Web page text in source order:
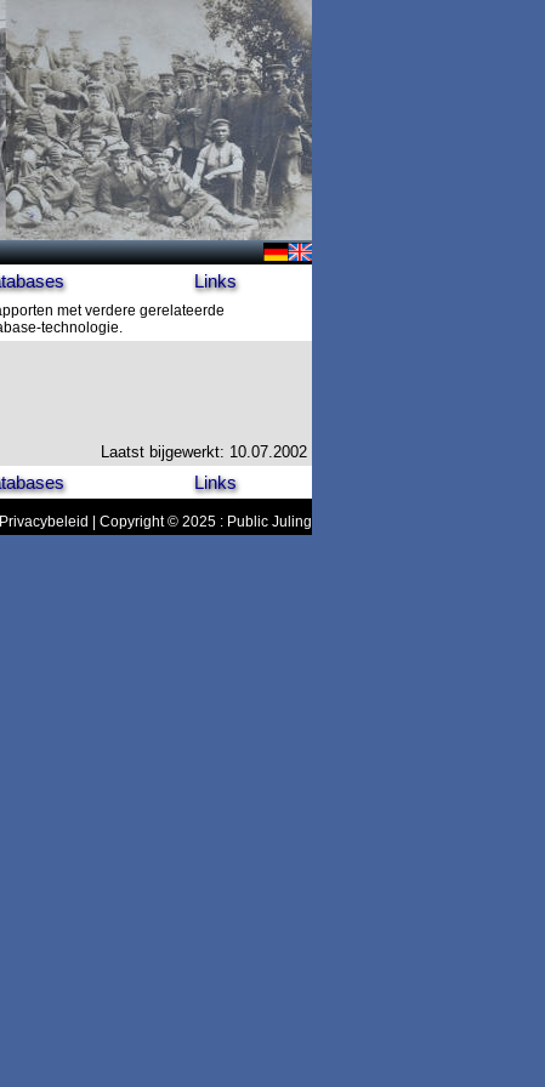
Links
met verdere gerelateerde
technologie.
Laatst bijgewerkt: 10.07.2002
Links
Privacybeleid | Copyright © 2025 : Public Juling